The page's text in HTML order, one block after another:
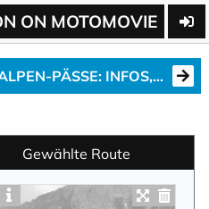
ON MOTOMOVIE
564 ALPEN-PÄSSE: INFOS, VIDEOS, HOTELS ...
maximieren
Gewählte Route